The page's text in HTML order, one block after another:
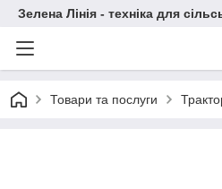
Зелена Лінія - техніка для
Товари та послуги